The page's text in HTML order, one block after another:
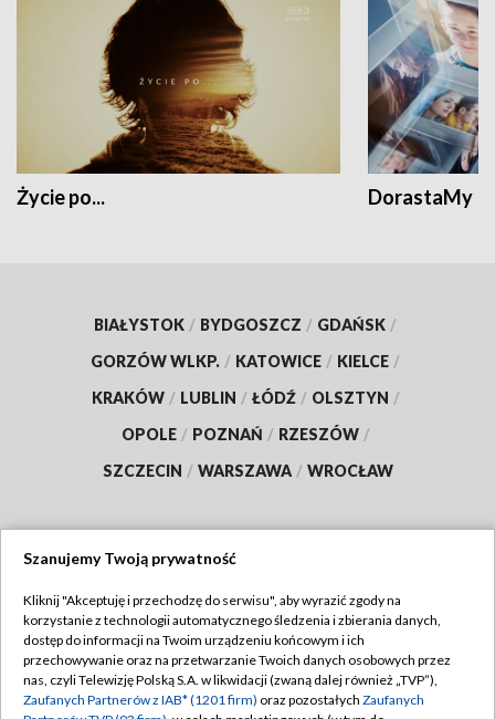
Życie po... DorastaMy
BIAŁYSTOK / BYDGOSZCZ / GDAŃSK /
GORZÓW WLKP. / KATOWICE / KIELCE /
KRAKÓW / LUBLIN / ŁÓDŹ / OLSZTYN /
OPOLE / POZNAŃ / RZESZÓW /
SZCZECIN / WARSZAWA / WROCŁAW
TVP
Abonament TVP
Emisja w TVP
Regulamin TVP
Polityka prywatności
Szanujemy Twoją prywatność
Kliknij "Akceptuję i przechodzę do serwisu", aby wyrazić zgody na
korzystanie z technologii automatycznego śledzenia i zbierania danych,
dostęp do informacji na Twoim urządzeniu końcowym i ich
przechowywanie oraz na przetwarzanie Twoich danych osobowych przez
nas, czyli Telewizję Polską S.A. w likwidacji (zwaną dalej również „TVP”),
Zaufanych Partnerów z IAB* (1201 firm) oraz pozostałych Zaufanych